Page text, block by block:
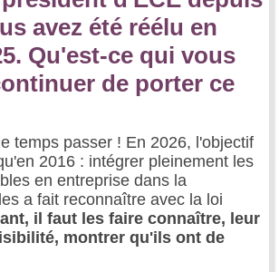
avez été réélu en
Qu'est-ce qui vous
de porter ce
temps passer ! En 2026, l'objectif
2016 : intégrer pleinement les
en entreprise dans la
a fait reconnaître avec la loi
il faut les faire connaître, leur
montrer qu'ils ont de